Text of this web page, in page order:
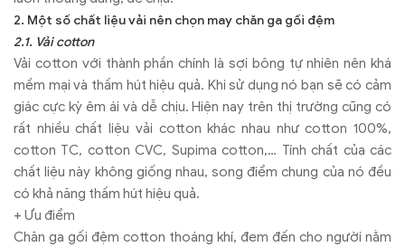
2. Một số chất liệu vải nên chọn may chăn ga gối đệm
2.1. Vải cotton
Vải cotton với thành phần chính là sợi bông tự nhiên nên khá
mềm mại và thấm hút hiệu quả. Khi sử dụng nó bạn sẽ có cảm
giác cực kỳ êm ái và dễ chịu. Hiện nay trên thị trường cũng có
rất nhiều chất liệu vải cotton khác nhau như cotton 100%,
cotton TC, cotton CVC, Supima cotton,… Tính chất của các
chất liệu này không giống nhau, song điểm chung của nó đều
có khả năng thấm hút hiệu quả.
+ Ưu điểm
Chăn ga gối đệm cotton thoáng khí, đem đến cho người nằm